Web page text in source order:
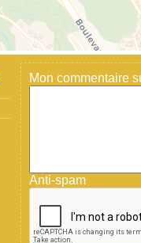
Mon commentaire
Anti-spam